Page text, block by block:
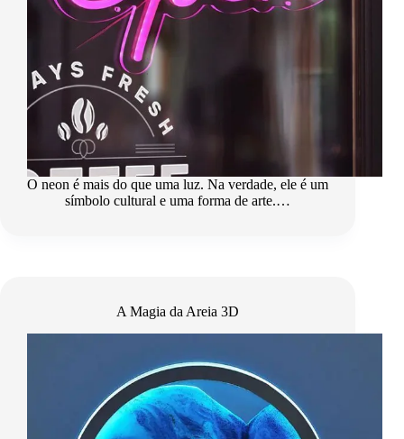
O neon é mais do que uma luz. Na verdade, ele é um
símbolo cultural e uma forma de arte.…
A Magia da Areia 3D